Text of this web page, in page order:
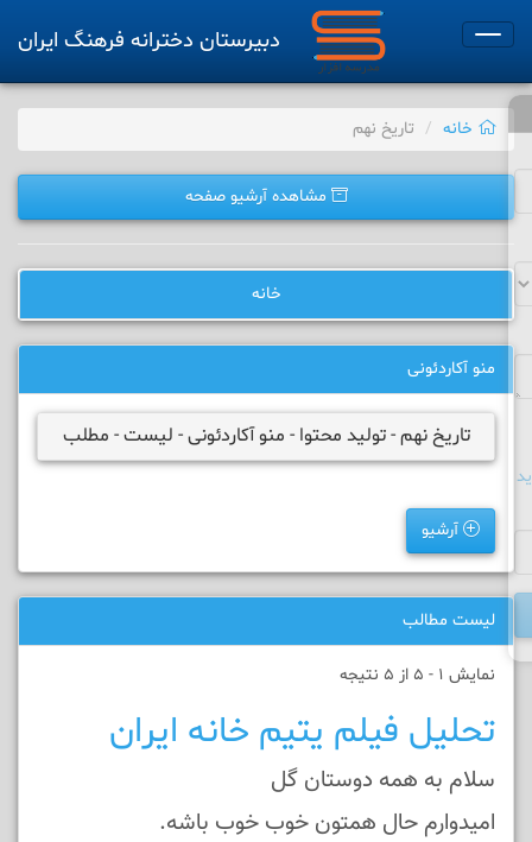
Toggle
دبیرستان دخترانه فرهنگ ایران
خانه تاریخ نهم
مشاهده آرشیو صفحه
خانه
منو آکاردئونی
تاریخ نهم - تولید محتوا - منو آکاردئونی - لیست - مطلب
آرشیو
لیست مطالب
نمایش 1 - 5 از 5 نتیجه
تحلیل فیلم یتیم خانه ایران
سلام به همه دوستان گل
امیدوارم حال همتون خوب خوب باشه.